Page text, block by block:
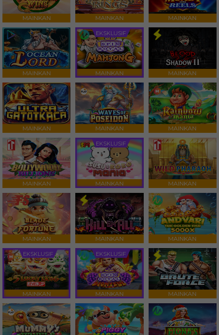
MAINKAN MAINKAN MAINKAN
MAINKAN
EKSKLUSIF
MAINKAN MAINKAN
MAINKAN MAINKAN MAINKAN
MAINKAN
EKSKLUSIF
MAINKAN MAINKAN
MAINKAN MAINKAN MAINKAN
EKSKLUSIF
MAINKAN
EKSKLUSIF
MAINKAN MAINKAN